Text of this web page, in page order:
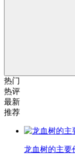
热门
热评
最新
推荐
龙血树的主要